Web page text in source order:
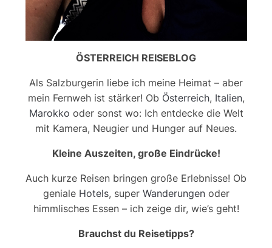
ÖSTERREICH REISEBLOG
Als Salzburgerin liebe ich meine Heimat – aber
mein Fernweh ist stärker! Ob Österreich, Italien,
Marokko oder sonst wo: Ich entdecke die Welt
mit Kamera, Neugier und Hunger auf Neues.
Kleine Auszeiten, große Eindrücke!
Auch kurze Reisen bringen große Erlebnisse! Ob
geniale Hotels, super Wanderungenoder
himmlisches Essen – ich zeige dir, wie’s geht!
Brauchst du Reisetipps?